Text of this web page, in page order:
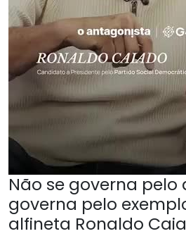
Não se governa pelo
governa pelo
alfineta Ronaldo